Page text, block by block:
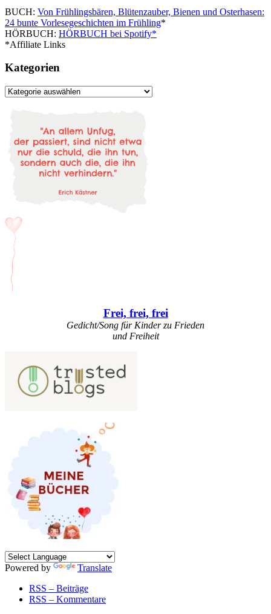
BUCH: Von Frühlingsbären, Blütenzauber, Bienen und Osterhasen:
24 bunte Vorlesegeschichten im Frühling*
HÖRBUCH: HÖRBUCH bei Spotify*
*Affiliate Links
Kategorien
Kategorien
Frei, frei, frei
Gedicht/Song für Kinder zu Frieden
und Freiheit
Powered by
Translate
RSS – Beiträge
RSS – Kommentare